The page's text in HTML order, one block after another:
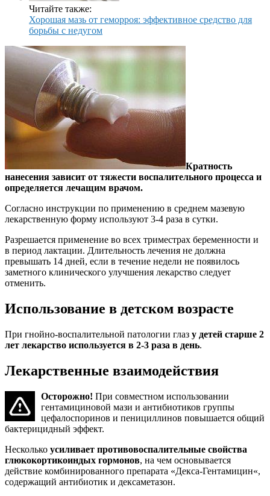
Читайте также:
Хорошая мазь от геморроя: эффективное средство для
борьбы с недугом
Кратность
нанесения зависит от тяжести воспалительного процесса и
определяется лечащим врачом.
Согласно инструкции по применению в среднем мазевую
лекарственную форму используют 3-4 раза в сутки.
Разрешается применение во всех триместрах беременности и
в период лактации. Длительность лечения не должна
превышать 14 дней, если в течение недели не появилось
заметного клинического улучшения лекарство следует
отменить.
Использование в детском возрасте
При гнойно-воспалительной патологии глаз у детей старше 2
лет лекарство используется в 2-3 раза в день.
Лекарственные взаимодействия
Осторожно! При совместном использовании
гентамициновой мази и антибиотиков группы
цефалоспоринов и пенициллинов повышается общий
бактерицидный эффект.
Несколько усиливает противовоспалительные свойства
глюкокортикоиндых гормонов, на чем основывается
действие комбинированного препарата «Декса-Гентамицин«,
содержащий антибиотик и дексаметазон.